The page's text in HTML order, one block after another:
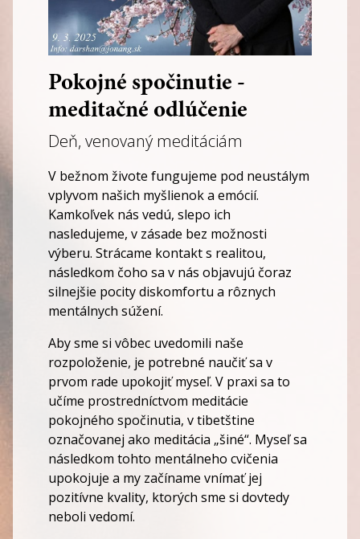
Pokojné spočinutie -
meditačné odlúčenie
Deň, venovaný meditáciám
V bežnom živote fungujeme pod neustálym
vplyvom našich myšlienok a emócií.
Kamkoľvek nás vedú, slepo ich
nasledujeme, v zásade bez možnosti
výberu. Strácame kontakt s realitou,
následkom čoho sa v nás objavujú čoraz
silnejšie pocity diskomfortu a rôznych
mentálnych súžení.
Aby sme si vôbec uvedomili naše
rozpoloženie, je potrebné naučiť sa v
prvom rade upokojiť myseľ. V praxi sa to
učíme prostredníctvom meditácie
pokojného spočinutia, v tibetštine
označovanej ako meditácia „šiné“. Myseľ sa
následkom tohto mentálneho cvičenia
upokojuje a my začíname vnímať jej
pozitívne kvality, ktorých sme si dovtedy
neboli vedomí.